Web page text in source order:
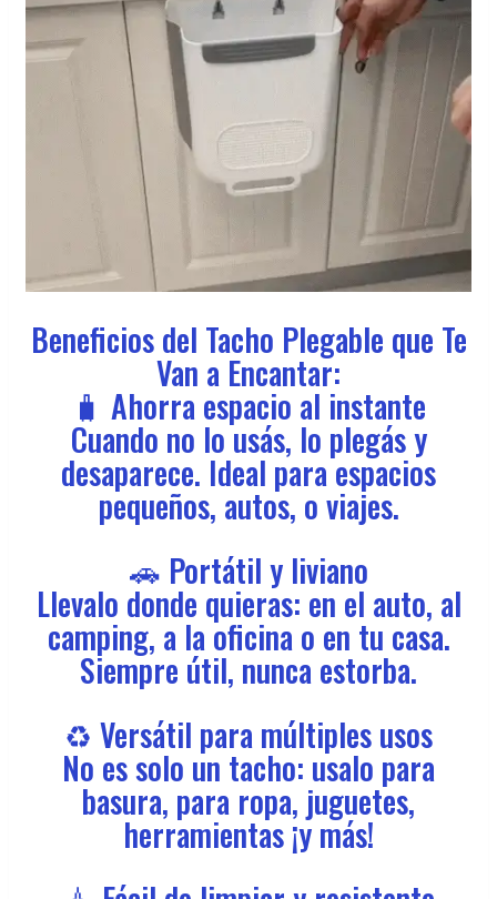
Beneficios del Tacho Plegable que Te
Van a Encantar:
🧳 Ahorra espacio al instante
Cuando no lo usás, lo plegás y
desaparece. Ideal para espacios
pequeños, autos, o viajes.
🚗 Portátil y liviano
Llevalo donde quieras: en el auto, al
camping, a la oficina o en tu casa.
Siempre útil, nunca estorba.
♻️ Versátil para múltiples usos
No es solo un tacho: usalo para
basura, para ropa, juguetes,
herramientas ¡y más!